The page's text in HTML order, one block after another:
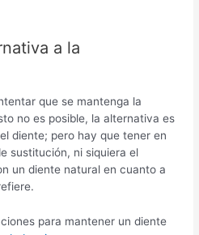
a la
que se mantenga la
no es posible, la alternativa es
diente; pero hay que tener en
sustitución, ni siquiera el
un diente natural en cuanto a
para mantener un diente